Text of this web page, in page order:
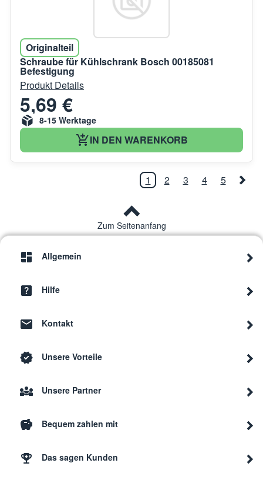
Originalteil
Schraube für Kühlschrank Bosch 00185081
Befestigung
Produkt Details
5,69 €
8-15 Werktage
IN DEN WARENKORB
1 2 3 4 5
Zum Seitenanfang
Allgemein
Hilfe
Kontakt
Unsere Vorteile
Unsere Partner
Bequem zahlen mit
Das sagen Kunden